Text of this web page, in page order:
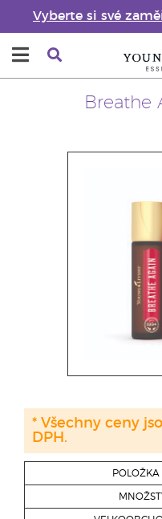
Vyberte si své
Breathe
POLOŽKA
* Všechny ceny
DPH.